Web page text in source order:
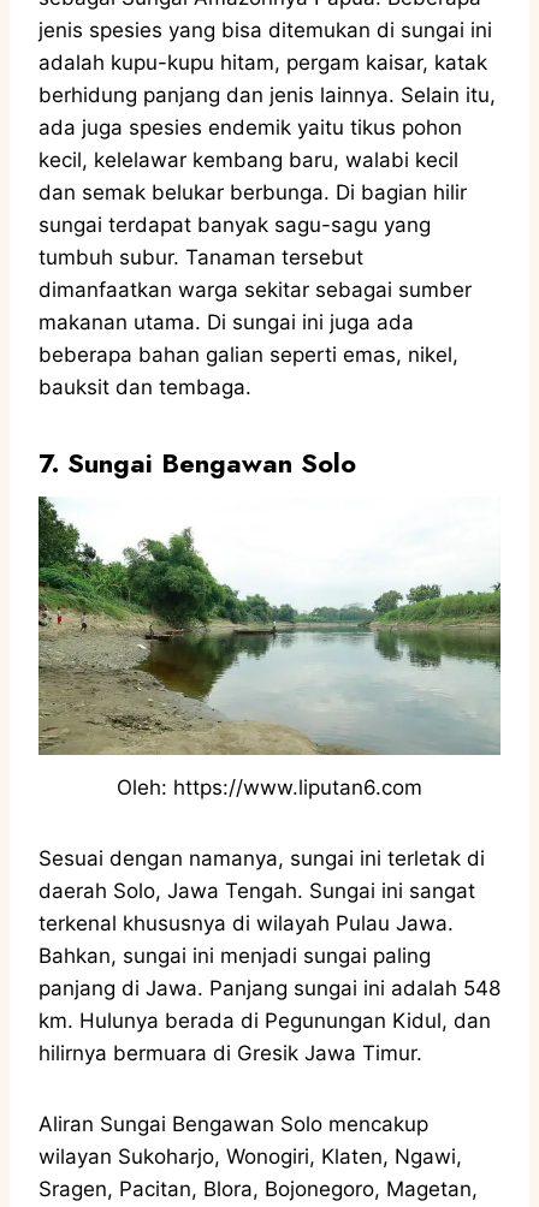
jenis spesies yang bisa ditemukan di sungai ini
adalah kupu-kupu hitam, pergam kaisar, katak
berhidung panjang dan jenis lainnya. Selain itu,
ada juga spesies endemik yaitu tikus pohon
kecil, kelelawar kembang baru, walabi kecil
dan semak belukar berbunga. Di bagian hilir
sungai terdapat banyak sagu-sagu yang
tumbuh subur. Tanaman tersebut
dimanfaatkan warga sekitar sebagai sumber
makanan utama. Di sungai ini juga ada
beberapa bahan galian seperti emas, nikel,
bauksit dan tembaga.
7. Sungai Bengawan Solo
Oleh: https://www.liputan6.com
Sesuai dengan namanya, sungai ini terletak di
daerah Solo, Jawa Tengah. Sungai ini sangat
terkenal khususnya di wilayah Pulau Jawa.
Bahkan, sungai ini menjadi sungai paling
panjang di Jawa. Panjang sungai ini adalah 548
km. Hulunya berada di Pegunungan Kidul, dan
hilirnya bermuara di Gresik Jawa Timur.
Aliran Sungai Bengawan Solo mencakup
wilayan Sukoharjo, Wonogiri, Klaten, Ngawi,
Sragen, Pacitan, Blora, Bojonegoro, Magetan,